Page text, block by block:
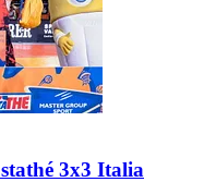
3x3 Italia